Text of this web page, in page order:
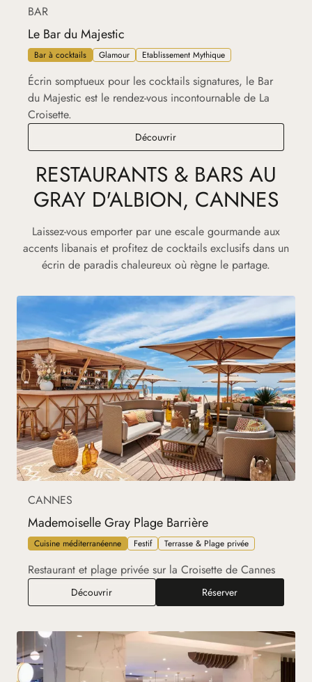
BAR
Le Bar du Majestic
Bar à cocktails Glamour Etablissement Mythique
Écrin somptueux pour les cocktails signatures, le Bar
du Majestic est le rendez-vous incontournable de La
Croisette.
DécouvrirLe Bar du Majestic
RESTAURANTS & BARS AU
GRAY D'ALBION, CANNES
Laissez-vous emporter par une escale gourmande aux
accents libanais et profitez de cocktails exclusifs dans un
écrin de paradis chaleureux où règne le partage.
CANNES
Mademoiselle Gray Plage Barrière
Cuisine méditerranéenne Festif Terrasse & Plage privée
Restaurant et plage privée sur la Croisette de Cannes
DécouvrirMademoiselle Gray Plage Barrière
Réserver